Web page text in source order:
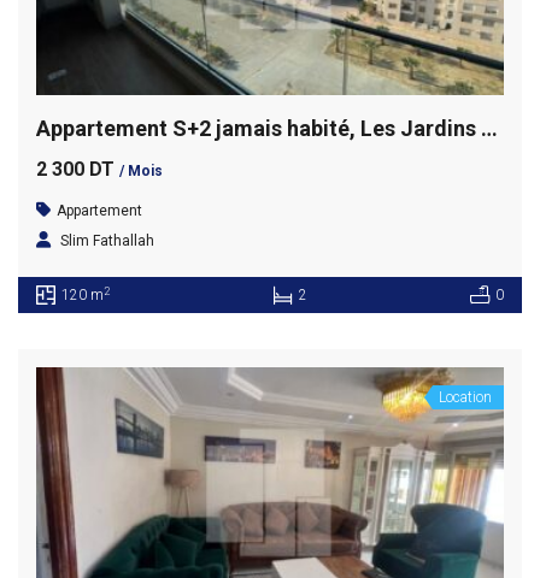
Appartement S+2 jamais habité, Les Jardins de Carthage
2 300 DT / Mois
Appartement
Slim Fathallah
120 m2 2 0
Location